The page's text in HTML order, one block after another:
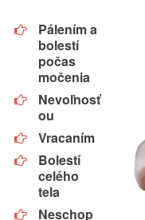
Pálením a
bolestí
počas
močenia
Nevoľnosť
ou
Vracaním
Bolestí
celého
tela
Neschop